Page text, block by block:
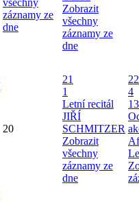
záznamy ze
dne
Zobrazit
všechny
záznamy ze
dne
20
21
1
Letní recitál
JIŘÍ
SCHMITZER
Zobrazit
všechny
záznamy ze
dne
22
4